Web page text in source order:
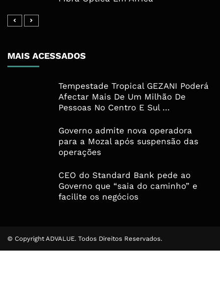
MAIS ACESSADOS
Tempestade Tropical GEZANI Poderá
Afectar Mais De Um Milhão De
Pessoas No Centro E Sul ...
Governo admite nova operadora
para a Mozal após suspensão das
operações
CEO do Standard Bank pede ao
Governo que “saia do caminho” e
facilite os negócios
© Copyright ADVALUE. Todos Direitos Reservados.